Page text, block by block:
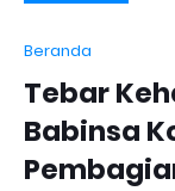
Beranda
Tebar
Babinsa